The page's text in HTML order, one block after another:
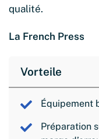
qualité.
La French Press
Vorteile
Équipement
Préparation